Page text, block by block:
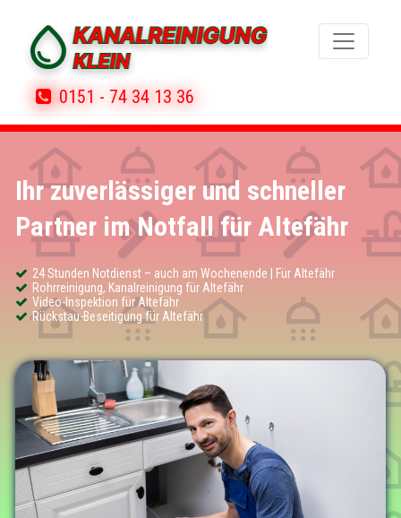
0151 - 74 34 13 36
Ihr zuverlässiger und schneller
Partner im Notfall für Altefähr
24 Stunden Notdienst – auch am Wochenende | Für Altefähr
Rohrreinigung, Kanalreinigung für Altefähr
Video-Inspektion für Altefähr
Rückstau-Beseitigung für Altefähr